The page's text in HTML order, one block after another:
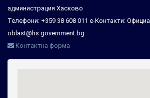
администрация Хасково
Телефони: +359 38 608 011 е-Контакти:
oblast@hs.government.bg
Контактна форма